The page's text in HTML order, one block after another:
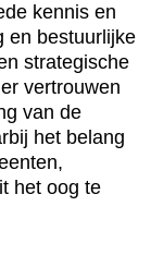
kennis en
en bestuurlijke
strategische
vertrouwen
van de
het belang
het oog te